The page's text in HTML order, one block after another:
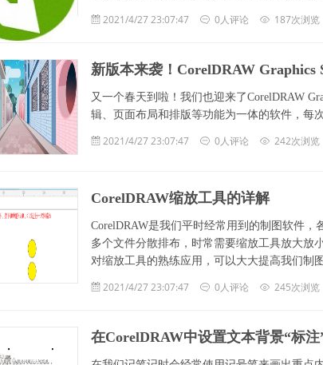
2021/4/27 23:07:47 0人评论 187次浏览
新版本来袭！CorelDRAW Graphics
又一个春天到啦！我们也迎来了CorelDRAW
辑、页面布局和排版等功能为一体的软件，每
2021/4/27 23:07:47 0人评论 242次浏览
CorelDRAW缩放工具的详解
CorelDRAW是我们平时经常用到的制图软件
多个文件分散排布，时常需要缩放工具放大放
对缩放工具的熟练应用，可以大大提高我们制图
2021/4/27 23:07:47 0人评论 245次浏览
在CorelDRAW中设置文本背景“标